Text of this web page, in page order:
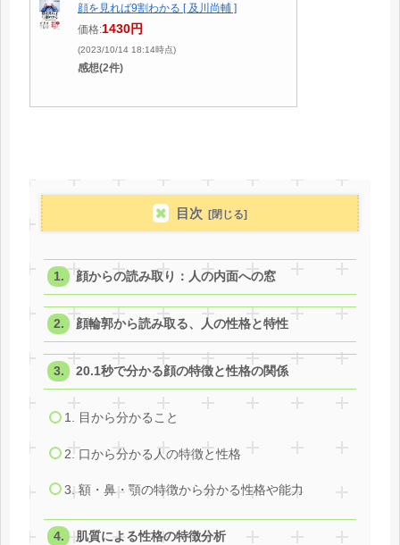
顔を見れば9割わかる [ 及川尚輔 ]
価格:1430円
(2023/10/14 18:14時点)
感想(2件)
目次
顔からの読み取り：人の内面への窓
顔輪郭から読み取る、人の性格と特性
20.1秒で分かる顔の特徴と性格の関係
1. 目から分かること
2. 口から分かる人の特徴と性格
3. 額・鼻・顎の特徴から分かる性格や能力
肌質による性格の特徴分析